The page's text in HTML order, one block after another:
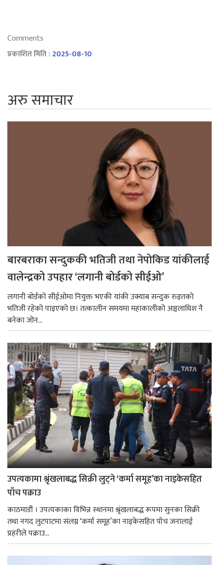
Comments
प्रकाशित मिति :2025-08-10
अरु समाचार
बारबराका सन्दुककी भतिजी तथा नेपोकिड यांकीलाई
वालेन्द्रको उपहार ‘लगानी बोर्डको सीईओ’
लगानी बोर्डको सीईओमा नियुक्त भएकी यांकी उक्याब सन्दुक रुइतको
भतिजी रहेको पाइएको छ। तत्कालीन समयमा महाकालीको अञ्चलाधिश नै
बनेका जोन...
उपत्यकामा श्रृंखलाबद्ध सिक्री लुट्ने ‘कर्मा समूह’का नाइकेसहित
पाँच पक्राउ
काठमाडौं । उपत्यकाका विभिन्न स्थानमा श्रृंखलाबद्ध रूपमा सुनका सिक्री
तथा नगद लुटपाटमा संलग्न ‘कर्मा समूह’का नाइकेसहित पाँच जनालाई
प्रहरीले पक्राउ...